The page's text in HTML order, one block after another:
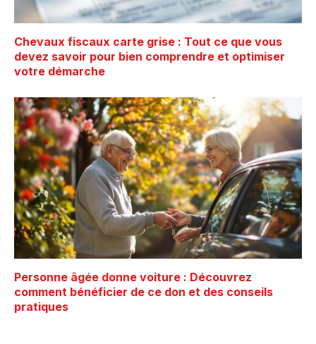
Chevaux fiscaux carte grise : Tout ce que vous
devez savoir pour bien comprendre et optimiser
votre démarche
Personne âgée donne voiture : Découvrez
comment bénéficier de ce don et des conseils
pratiques